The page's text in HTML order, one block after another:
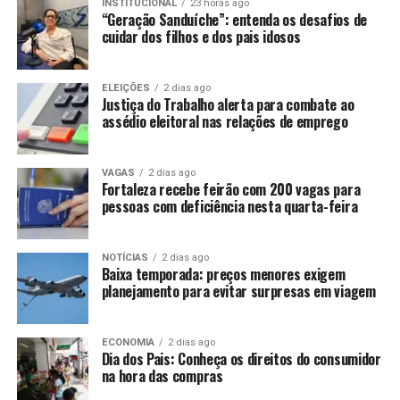
INSTITUCIONAL 23 horas ago
“Geração Sanduíche”: entenda os desafios de
cuidar dos filhos e dos pais idosos
ELEIÇÕES 2 dias ago
Justiça do Trabalho alerta para combate ao
assédio eleitoral nas relações de emprego
VAGAS 2 dias ago
Fortaleza recebe feirão com 200 vagas para
pessoas com deficiência nesta quarta-feira
NOTÍCIAS 2 dias ago
Baixa temporada: preços menores exigem
planejamento para evitar surpresas em viagem
ECONOMIA 2 dias ago
Dia dos Pais: Conheça os direitos do consumidor
na hora das compras